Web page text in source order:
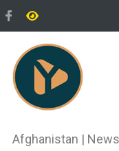
پدیده‌ای عجیب در قطب
می‌خوابد
محمدباقر قالیباف،
دونالد ترمپ اعلام
آتش‌بس»، روند
Afghanistan |